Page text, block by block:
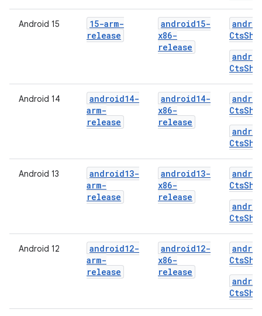
Android 15
15-arm-
release
android15-
x86-
release
Android 14
android14-
arm-
release
android14-
x86-
release
Android 13
android13-
arm-
release
android13-
x86-
release
Android 12
android12-
arm-
release
android12-
x86-
release